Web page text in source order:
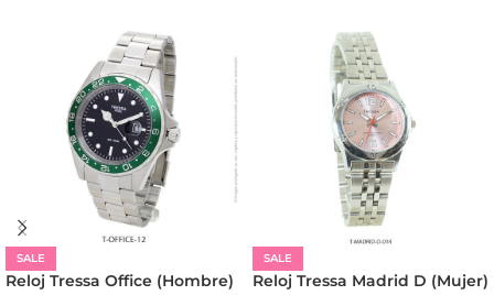
SALE
Reloj Tressa Office (Hombre)
SALE
Reloj Tressa Madrid D (Mujer)